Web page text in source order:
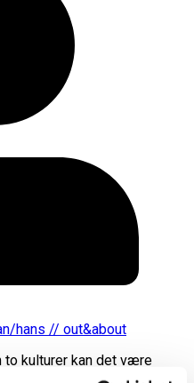
hans // out&about
to kulturer kan det være
LGBT+